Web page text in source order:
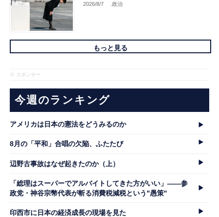
2026/8/7 .政治
もっと見る
※ スポンサー
今週のランキング
アメリカは日本の憲法をどうみるのか
8月の「平和」合唱の欠陥、ふたたび
辺野古事故はなぜ起きたのか（上）
「総理はスーパーでアルバイトしてきた方がいい」――参
政党・神谷宗幣代表が斬る消費税減税という"愚策"
印西市に日本の経済成長の現場を見た